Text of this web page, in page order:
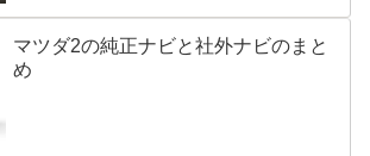
マツダ2の純正ナビと社外ナビのまと
め